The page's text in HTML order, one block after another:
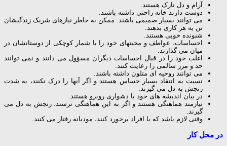
آرام و دل نازک هستند.
دوست دارند خانه راحتی داشته باشند.
می توانند بسیار صمیمی باشند. ممکن به خاطر نیازهای شریک زندگیشان
تن به هر کاری بدهند.
شنونده خوبی هستند.
احساسات، عواطف و محبتهای خود را با شمار کوچکی از دوستانشان در
میان می گذارند.
اغلب خود را در قبال احساسات دیگران مسؤول می دانند و نمی توانند
حد و مرز سالمی را رعایت کنند.
می توانند روحیه ای متلون داشته باشند.
نسبت به انتقاد بسیار حساس هستند و اگر آنها را درک نکنند، به شدت
رنجش به دل می گیرند.
در بیان اندیشه های خود با دشواری روبرو هستند.
نیازمند هماهنگی هستند و اگر به این هماهنگی نرسند، رنجش به دل می
گیرند.
وقتی لازم باشد که با افراد برخورد کنند، مودبانه رفتار می کنند.
در محل کار